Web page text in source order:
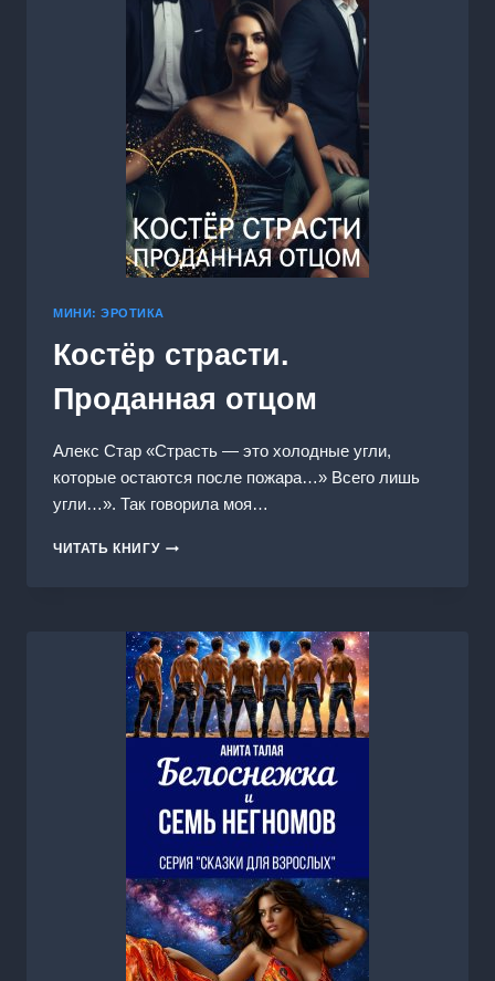
МИНИ: ЭРОТИКА
Костёр страсти.
Проданная отцом
Алекс Стар «Страсть — это холодные угли,
которые остаются после пожара…» Всего лишь
угли…». Так говорила моя…
ЧИТАТЬ КНИГУКОСТЁР